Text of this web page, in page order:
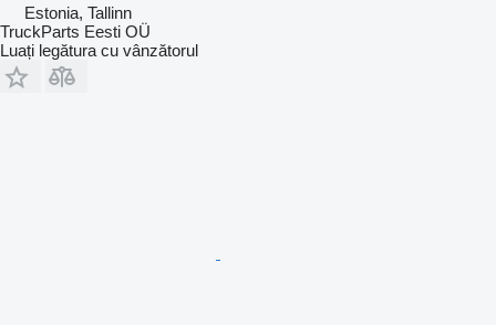
Estonia, Tallinn
TruckParts Eesti OÜ
Luați legătura cu vânzătorul